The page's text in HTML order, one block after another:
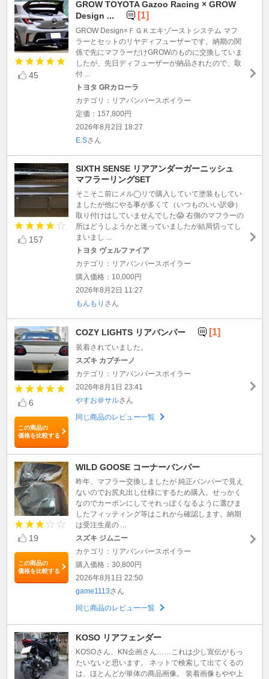
45
GROW TOYOTA Gazoo Racing × GROW
Design ...
[1]
GROW Design×ＦＧＫエキゾーストシステム マフ
ラーとセットのリヤディフューザーです。納期の関
係で先にマフラーだけGROWのものに交換していま
したが、先日ディフューザーが納品されたので、取
付 ...
トヨタ GRカローラ
カテゴリ：リアバンパースポイラー
定価：157,800円
2026年8月2日 18:27
E.Sさん
157
SIXTH SENSE リアアンダーガーニッシュ
マフラーリングSET
そこそこ前にメル◯リで購入していて塗装もしてい
ましたが他にやる事が多くて（いつものいい訳😅）
取り付けはしていませんでした😱 右側のマフラーの
所はどうしようかと迷っていましたが結局切ってし
まいまし ...
トヨタ ヴェルファイア
カテゴリ：リアバンパースポイラー
購入価格：10,000円
2026年8月2日 11:27
もんもり さん
6
この商品の
価格を比較する
COZY LIGHTS リアバンパー [1]
装着されていました。
スズキ カプチーノ
カテゴリ：リアバンパースポイラー
2026年8月1日 23:41
やすお＠サルさん
同じ商品のレビュー一覧
19
この商品の
価格を比較する
WILD GOOSE コーナーバンパー
昨年、マフラー交換しましたが 純正バンパーで見え
ないのでお尻丸出し仕様にするため購入。せっかく
なのでカーボンにしてそれっぽくなるように選びま
したフィッティング等はこれから確認します。納期
は受注生産の ...
スズキ ジムニー
カテゴリ：リアバンパースポイラー
購入価格：30,800円
2026年8月1日 22:50
game1113さん
同じ商品のレビュー一覧
KOSO リアフェンダー
KOSOさん、KN企画さん……これは少し宣伝がもっ
たいないと思います。 ネットで検索して出てくるの
は、ほとんどが単体の商品画像。 装着画像もやや上